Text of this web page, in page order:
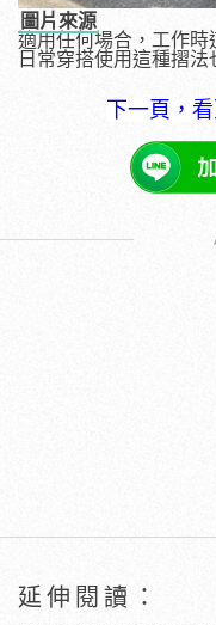
圖片來源
適用任何場合，工作時
日常穿搭使用這種摺法
下一頁，
延伸閱讀：